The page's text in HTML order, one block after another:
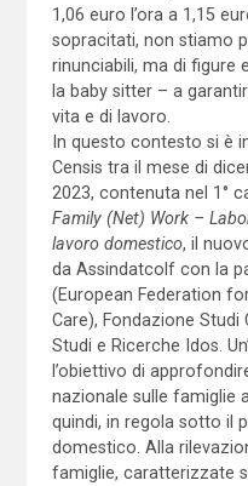
1,06 euro l’ora a 1,15
sopracitati, non stiamo
rinunciabili, ma di figure
la baby sitter – a
vita e di lavoro.
In questo contesto si è
Censis tra il mese di
2023, contenuta nel 1°
Family (Net) Work –
lavoro domestico, il
da Assindatcolf con la
(European Federation
Care), Fondazione Studi
Studi e Ricerche Idos.
l’obiettivo di
nazionale sulle famiglie
quindi, in regola sotto il
domestico. Alla
famiglie, caratterizzate